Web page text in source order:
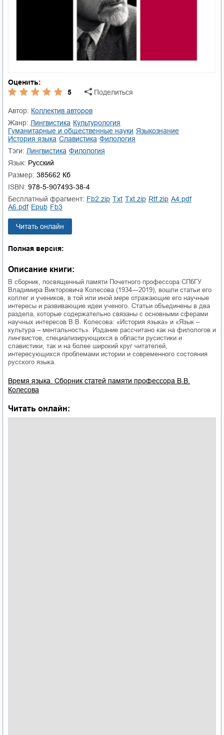
Оценить:
5
Поделиться
Автор:
Коллектив авторов
Жанр:
лингвистика
культурология
гуманитарные и общественные науки
языкознание
история языка
славистика
филология
Тэги:
лингвистика
филология
Язык: Русский
Размер: 385662 Кб
ISBN: 978-5-907493-38-4
Бесплатный фрагмент:
fb2.zip txt txt.zip rtf.zip
a4.pdf
a6.pdf
epub fb3
Читать онлайн
Полная версия:
Описание книги:
В сборник, посвященный памяти Почетного профессора СПбГУ
Владимира Викторовича Колесова (1934―2019), вошли статьи его
коллег и учеников, в той или иной мере отражающие его научные
интересы и развивающие идеи ученого. Статьи объединены в два
раздела, которые содержательно связаны с основными сферами
научных интересов В.В. Колесова: «История языка» и «Язык –
культура – ментальность». Издание рассчитано как на филологов и
лингвистов, специализирующихся в области русистики и
славистики, так и на более широкий круг читателей,
интересующихся проблемами истории и современного состояния
русского языка.
Время языка. Сборник статей памяти профессора В.В.
Колесова
Читать онлайн: